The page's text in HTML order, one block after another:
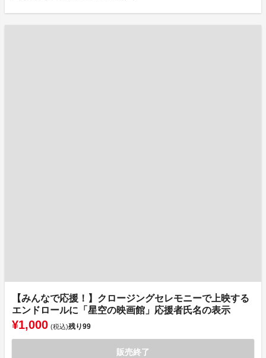
【みんなで応援！】クロージングセレモニーで上映する
エンドロールに「星空の映画館」応援者氏名の表示
¥1,000 (税込)残り99
販売終了